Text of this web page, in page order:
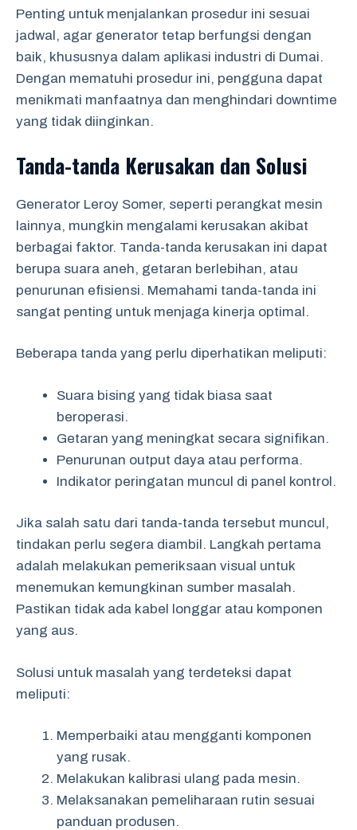
Penting untuk menjalankan prosedur ini sesuai
jadwal, agar generator tetap berfungsi dengan
baik, khususnya dalam aplikasi industri di Dumai.
Dengan mematuhi prosedur ini, pengguna dapat
menikmati manfaatnya dan menghindari downtime
yang tidak diinginkan.
Tanda-tanda Kerusakan dan Solusi
Generator Leroy Somer, seperti perangkat mesin
lainnya, mungkin mengalami kerusakan akibat
berbagai faktor. Tanda-tanda kerusakan ini dapat
berupa suara aneh, getaran berlebihan, atau
penurunan efisiensi. Memahami tanda-tanda ini
sangat penting untuk menjaga kinerja optimal.
Beberapa tanda yang perlu diperhatikan meliputi:
Suara bising yang tidak biasa saat
beroperasi.
Getaran yang meningkat secara signifikan.
Penurunan output daya atau performa.
Indikator peringatan muncul di panel kontrol.
Jika salah satu dari tanda-tanda tersebut muncul,
tindakan perlu segera diambil. Langkah pertama
adalah melakukan pemeriksaan visual untuk
menemukan kemungkinan sumber masalah.
Pastikan tidak ada kabel longgar atau komponen
yang aus.
Solusi untuk masalah yang terdeteksi dapat
meliputi:
Memperbaiki atau mengganti komponen
yang rusak.
Melakukan kalibrasi ulang pada mesin.
Melaksanakan pemeliharaan rutin sesuai
panduan produsen.